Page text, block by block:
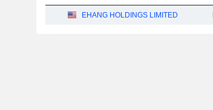
EHANG HOLDINGS LIMITED